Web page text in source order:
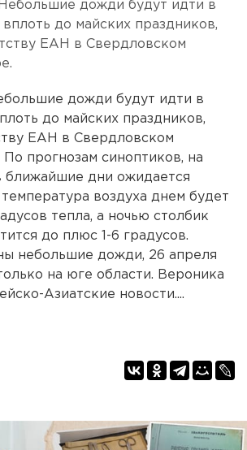
дожди будут идти в
до майских праздников,
ЕАН в Свердловском
дожди будут идти в
до майских праздников,
ЕАН в Свердловском
прогнозам синоптиков, на
ближайшие дни ожидается
воздуха днем будет
тепла, а ночью столбик
до плюс 1-6 градусов.
небольшие дожди, 26 апреля
на юге области. Вероника
Азиатские новости....